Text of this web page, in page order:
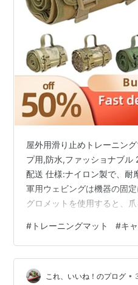
屋外用滑り止めトレーニン
プ用,防水,ファッショナブ
配送 仕様:ナイロン製で、耐
軍用ウェビングは機器の固
グロメットを使用すると、
利です。さまざまな機能を
おり、キャンプマット、シ
マットなどとして使用でき
材: ナイロン機能: 耐摩耗性
# トレーニングマット #キ
これ、いいね！のプログ •